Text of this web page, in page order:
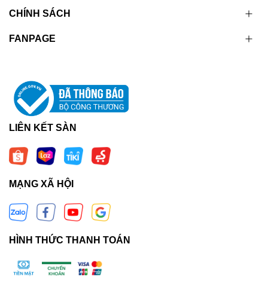
CHÍNH SÁCH
FANPAGE
LIÊN KẾT SÀN
MẠNG XÃ HỘI
HÌNH THỨC THANH TOÁN